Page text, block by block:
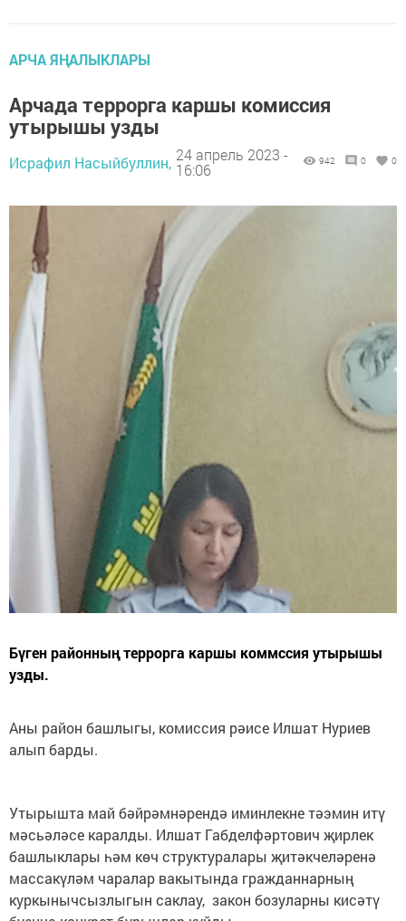
АРЧА ЯҢАЛЫКЛАРЫ
Арчада террорга каршы комиссия
утырышы узды
Исрафил Насыйбуллин, 24 апрель 2023 -
16:06
942 0 0
Бүген районның террорга каршы коммссия утырышы
узды.
Аны район башлыгы, комиссия рәисе Илшат Нуриев
алып барды.
Утырышта май бәйрәмнәрендә иминлекне тәэмин итү
мәсьәләсе каралды. Илшат Габделфәртович җирлек
башлыклары һәм көч структуралары җитәкчеләренә
массакүләм чаралар вакытында гражданнарның
куркынычсызлыгын саклау, закон бозуларны кисәтү